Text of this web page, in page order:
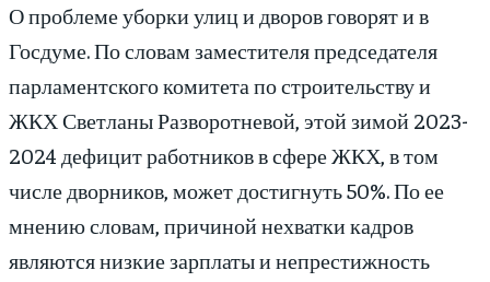
О проблеме уборки улиц и дворов говорят и в
Госдуме. По словам заместителя председателя
парламентского комитета по строительству и
ЖКХ Светланы Разворотневой, этой зимой 2023-
2024 дефицит работников в сфере ЖКХ, в том
числе дворников, может достигнуть 50%. По ее
мнению словам, причиной нехватки кадров
являются низкие зарплаты и непрестижность